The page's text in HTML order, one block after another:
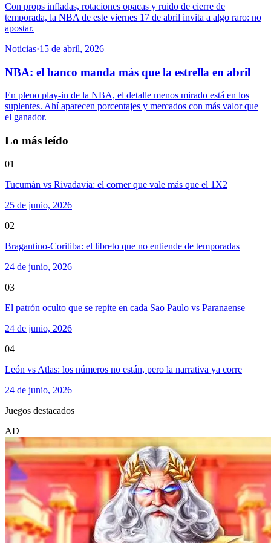
Con props infladas, rotaciones opacas y ruido de cierre de
temporada, la NBA de este viernes 17 de abril invita a algo raro: no
apostar.
Noticias·15 de abril, 2026
NBA: el banco manda más que la estrella en abril
En pleno play-in de la NBA, el detalle menos mirado está en los
suplentes. Ahí aparecen porcentajes y mercados con más valor que
el ganador.
Lo más leído
01
Tucumán vs Rivadavia: el corner que vale más que el 1X2
25 de junio, 2026
02
Bragantino-Coritiba: el libreto que no entiende de temporadas
24 de junio, 2026
03
El patrón oculto que se repite en cada Sao Paulo vs Paranaense
24 de junio, 2026
04
León vs Atlas: los números no están, pero la narrativa ya corre
24 de junio, 2026
Juegos destacados
AD